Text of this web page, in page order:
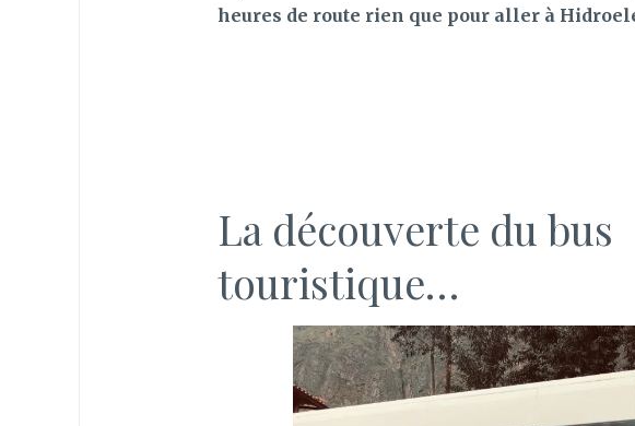
heures de route rien que pour aller à
La découverte du bus
touristique…